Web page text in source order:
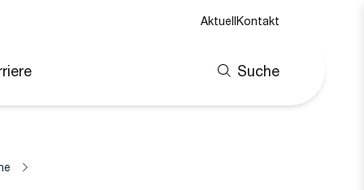
Suche
AktuellKontakt